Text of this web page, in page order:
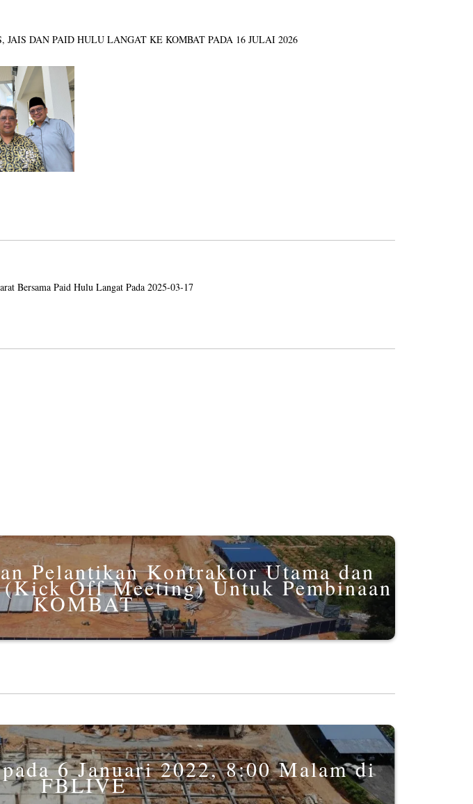
JAIS DAN PAID HULU LANGAT KE KOMBAT PADA 16 JULAI 2026
Bersama Paid Hulu Langat Pada 2025-03-17
Pelantikan Kontraktor Utama dan
(Kick Off Meeting) Untuk Pembinaan
KOMBAT
6 Januari 2022, 8:00 Malam di
FBLIVE